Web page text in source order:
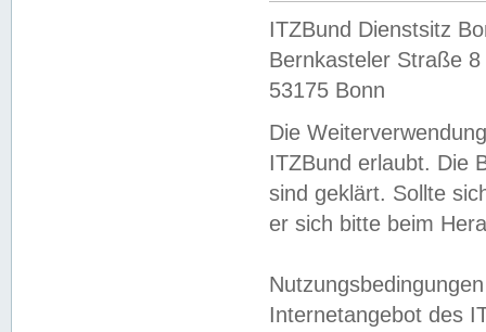
ITZBund Dienstsitz
Bernkasteler Straße 8
53175 Bonn
Die
ITZBund erlaubt. Die
sind geklärt. Sollte
er sich bitte beim
Internetangebot des